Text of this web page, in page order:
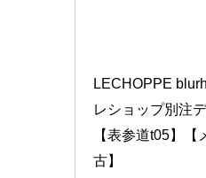
LECHOPPE
レショップ別注
【表参道t05】【
古】